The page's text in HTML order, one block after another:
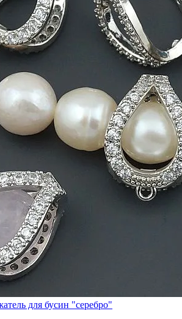
для бусин "серебро"